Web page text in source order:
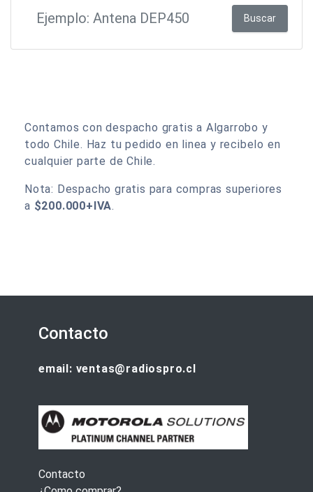
Buscar
Contamos con despacho gratis a Algarrobo y
todo Chile. Haz tu pedido en linea y recibelo en
cualquier parte de Chile.
Nota: Despacho gratis para compras superiores
a $200.000+IVA.
Contacto
email: ventas@radiospro.cl
Contacto